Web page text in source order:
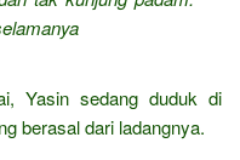
Yasin sedang duduk di
berasal dari ladangnya.